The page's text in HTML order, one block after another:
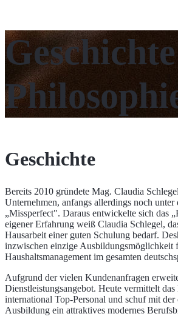
Geschichte
Bereits 2010 gründete Mag. Claudia
Unternehmen, anfangs allerdings noch unter
„Missperfect". Daraus entwickelte sich das
eigener Erfahrung weiß Claudia Schlegel,
Hausarbeit einer guten Schulung bedarf.
inzwischen einzige Ausbildungsmöglichkeit
Haushaltsmanagement im gesamten
Aufgrund der vielen Kundenanfragen
Dienstleistungsangebot. Heute vermittelt
international Top-Personal und schuf mit
Ausbildung ein attraktives modernes